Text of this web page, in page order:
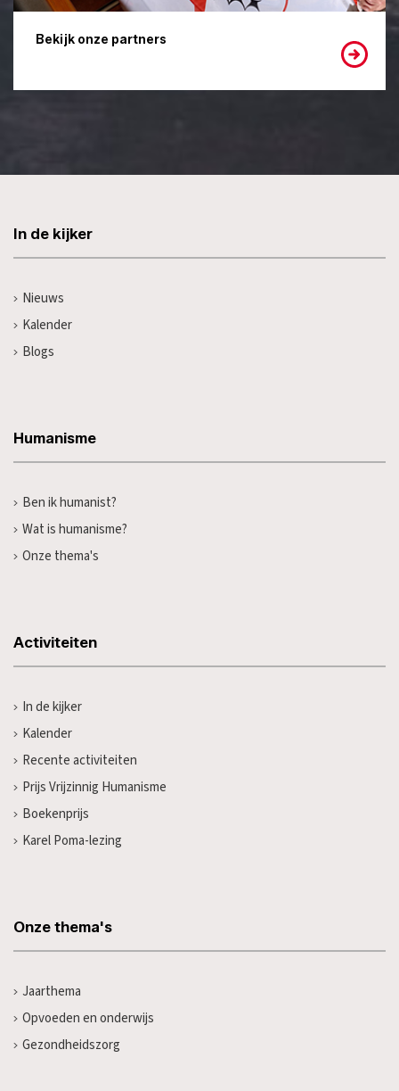
Bekijk onze partners
In de kijker
Nieuws
Kalender
Blogs
Humanisme
Ben ik humanist?
Wat is humanisme?
Onze thema's
Activiteiten
In de kijker
Kalender
Recente activiteiten
Prijs Vrijzinnig Humanisme
Boekenprijs
Karel Poma-lezing
Onze thema's
Jaarthema
Opvoeden en onderwijs
Gezondheidszorg